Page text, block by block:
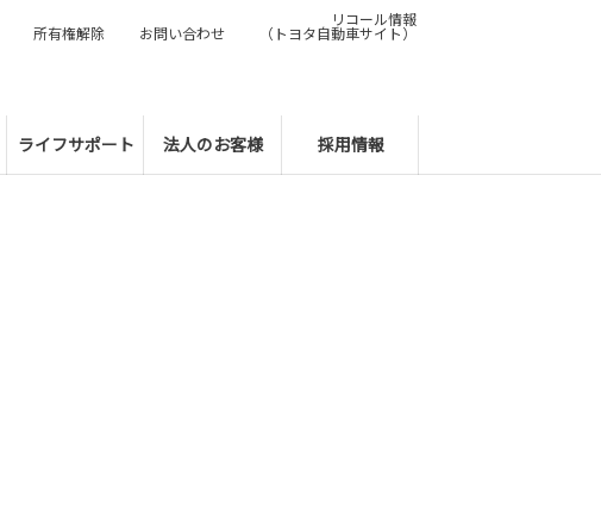
ライフサポート 法人のお客様 採用情報
所有権解除 お問い合わせ
リコール情報
（トヨタ自動車サイト）